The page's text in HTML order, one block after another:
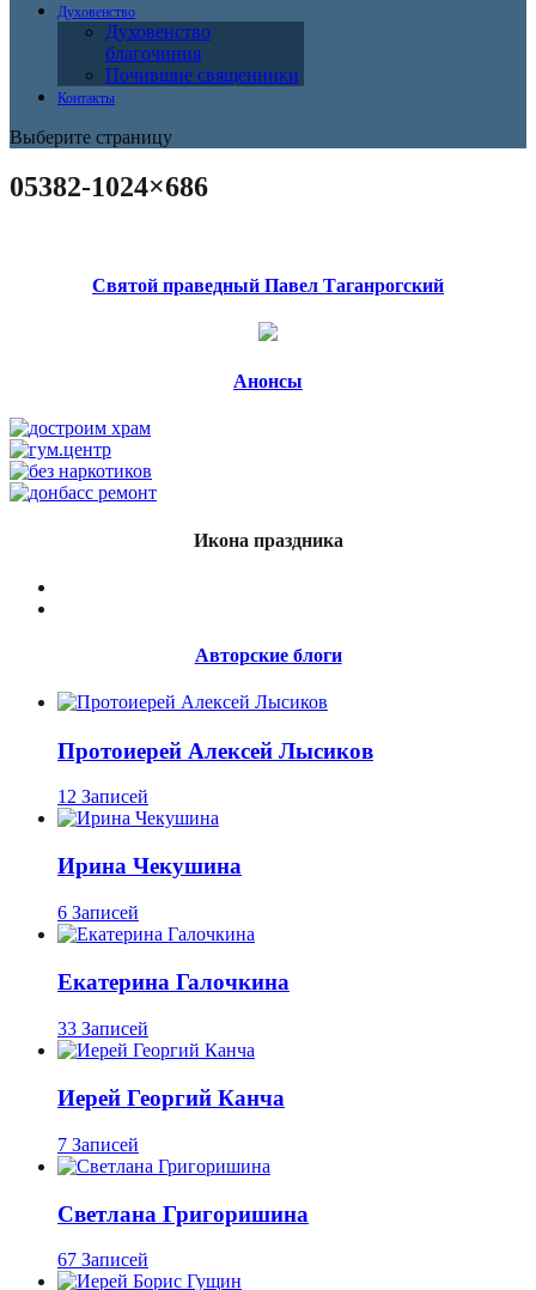
Духовенство
Духовенство
благочиния
Почившие священники
Контакты
Выберите страницу
05382-1024×686
Святой праведный Павел Таганрогский
Анонсы
Икона праздника
Авторские блоги
Протоиерей Алексей Лысиков
12 Записей
Ирина Чекушина
6 Записей
Екатерина Галочкина
33 Записей
Иерей Георгий Канча
7 Записей
Светлана Григоришина
67 Записей